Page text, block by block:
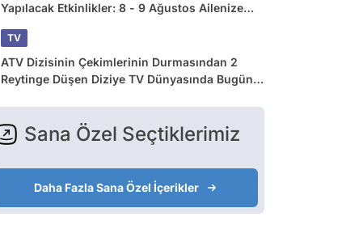
Yapılacak Etkinlikler: 8 - 9 Ağustos Ailenize
TV
ATV Dizisinin Çekimlerinin Durmasından 2
Reytinge Düşen Diziye TV Dünyasında Bugün
Sana Özel Seçtiklerimiz
Daha Fazla Sana Özel İçerikler